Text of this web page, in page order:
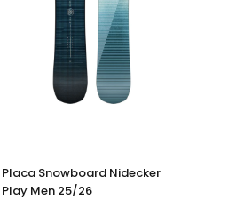
Placa Snowboard Nidecker
Play Men 25/26